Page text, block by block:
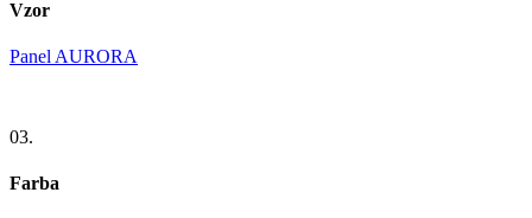
Vzor
Panel AURORA
03.
Farba